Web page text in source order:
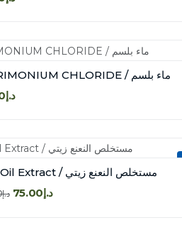
CETRIMONIUM CHLORIDE / ماء بلسم
د.إ60.00
Mint Oil Extract / مستخلص النعنع زيتي
د.إ75.00 د.إ98.00